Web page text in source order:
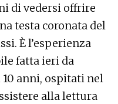
di vedersi offrire
testa coronata del
È l’esperienza
fatta ieri da
anni, ospitati nel
alla lettura